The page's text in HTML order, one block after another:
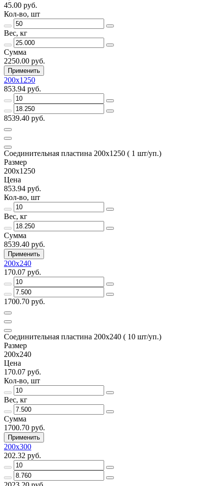
45.00 руб.
Кол-во, шт
Вес, кг
Сумма
2250.00 руб.
Применить
200х1250
853.94 руб.
8539.40 руб.
Соединительная пластина 200х1250 ( 1 шт/уп.)
Размер
200х1250
Цена
853.94 руб.
Кол-во, шт
Вес, кг
Сумма
8539.40 руб.
Применить
200х240
170.07 руб.
1700.70 руб.
Соединительная пластина 200х240 ( 10 шт/уп.)
Размер
200х240
Цена
170.07 руб.
Кол-во, шт
Вес, кг
Сумма
1700.70 руб.
Применить
200х300
202.32 руб.